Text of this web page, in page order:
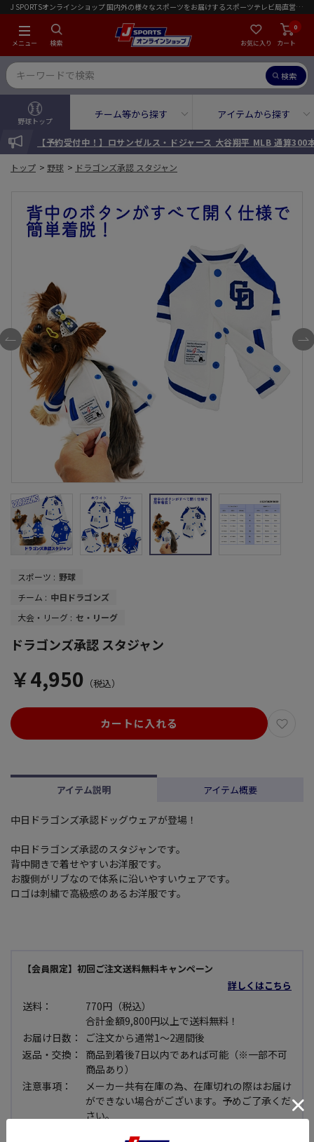
J SPORTSオンラインショップ 国内外の様々なスポーツをお届けするスポーツテレビ局直営店｜会員限定初回ご注文送料無料キャンペーン実施中！
メニュー 検索 お気に入り カート
0
検索
野球トップ
チーム等から探す
アイテムから探す
INFORMATION【予約受付中！】ロサンゼルス・ドジャース 大谷翔平 MLB 通算300
トップ > 野球 > ドラゴンズ承認 スタジャン
スポーツ : 野球
チーム : 中日ドラゴンズ
大会・リーグ : セ・リーグ
ドラゴンズ承認 スタジャン
￥4,950 （税込）
カートに入れる
アイテム説明 アイテム概要
中日ドラゴンズ承認ドッグウェアが登場！
中日ドラゴンズ承認のスタジャンです。
背中開きで着せやすいお洋服です。
お腹側がリブなので体系に沿いやすいウェアです。
ロゴは刺繍で高級感のあるお洋服です。
【会員限定】初回ご注文送料無料キャンペーン
詳しくはこちら
送料：
770円（税込）
合計金額9,800円以上で送料無料！
お届け日数：
ご注文から通常1～2週間後
返品・交換：
商品到着後7日以内であれば可能（※一部不可
商品あり）
注意事項：
メーカー共有在庫の為、在庫切れの際はお届け
ができない場合がございます。予めご了承くだ
さい。